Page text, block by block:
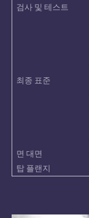
검사 및 테스트
최종 표준
면 대면
탑 플랜지